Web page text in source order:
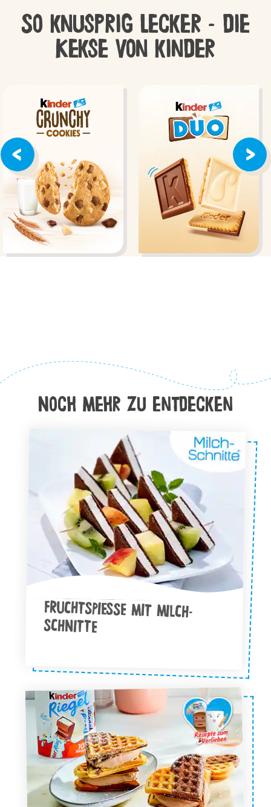
So knusprig lecker – die
Kekse von kinder
Noch Mehr zu entdecken
FRUCHTSPIESSE MIT MILCH-S
CHNITTE